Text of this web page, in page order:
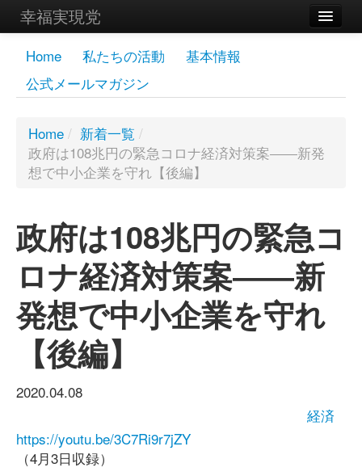
幸福実現党
メンバーズページ
党員
お問い合わせ
Home 私たちの活動
基本情報
公式メールマガジン
Home / 新着一覧 /
政府は108兆円の緊急コロナ経済対策案――新発
想で中小企業を守れ【後編】
政府は108兆円の緊急コ
ロナ経済対策案――新
発想で中小企業を守れ
【後編】
2020.04.08
経済
https://youtu.be/3C7Ri9r7jZY
（4月3日収録）